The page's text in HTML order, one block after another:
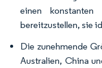
einen konstanten
bereitzustellen, sie
Die zunehmende
Australien, China